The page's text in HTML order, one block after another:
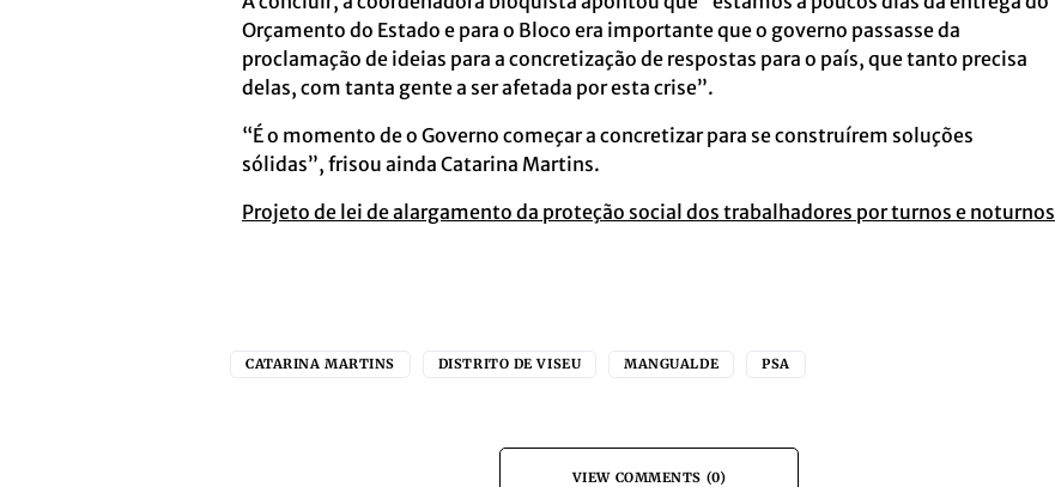
Orçamento do Estado e para o Bloco era importante que o governo passasse da
proclamação de ideias para a concretização de respostas para o país, que tanto precisa
delas, com tanta gente a ser afetada por esta crise”.
“É o momento de o Governo começar a concretizar para se construírem soluções
sólidas”, frisou ainda Catarina Martins.
Projeto de lei de alargamento da proteção social dos trabalhadores por turnos e noturnos
CATARINA MARTINS DISTRITO DE VISEU MANGUALDE PSA
VIEW COMMENTS (0)